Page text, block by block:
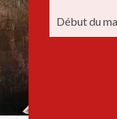
Début du